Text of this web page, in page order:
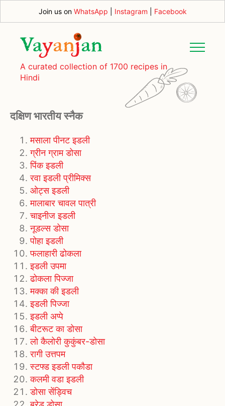
Join us on WhatsApp Instagram Facebook
A curated collection of 1700 recipes in
Hindi
दक्षिण भारतीय स्नैक
मसाला पीनट इडली
ग्रीन ग्राम डोसा
पिंक इडली
रवा इडली प्रीमिक्स
ओट्स इडली
मालाबार चावल पात्री
चाइनीज इडली
नूडल्स डोसा
पोहा इडली
फलाहारी ढोकला
इडली उपमा
ढोकला पिज्जा
मक्का की इडली
इडली पिज्जा
इडली अप्पे
बीटरूट का डोसा
लो कैलोरी कुकुंबर-डोसा
रागी उत्तपम
स्टफ्ड इडली पकौडा
कलमी वडा इडली
डोसा सेंड्विच